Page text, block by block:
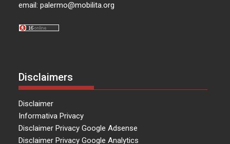
email:palermo@mobilita.org
Disclaimers
Disclaimer
Informativa Privacy
Disclaimer Privacy Google Adsense
Disclaimer Privacy Google Analytics